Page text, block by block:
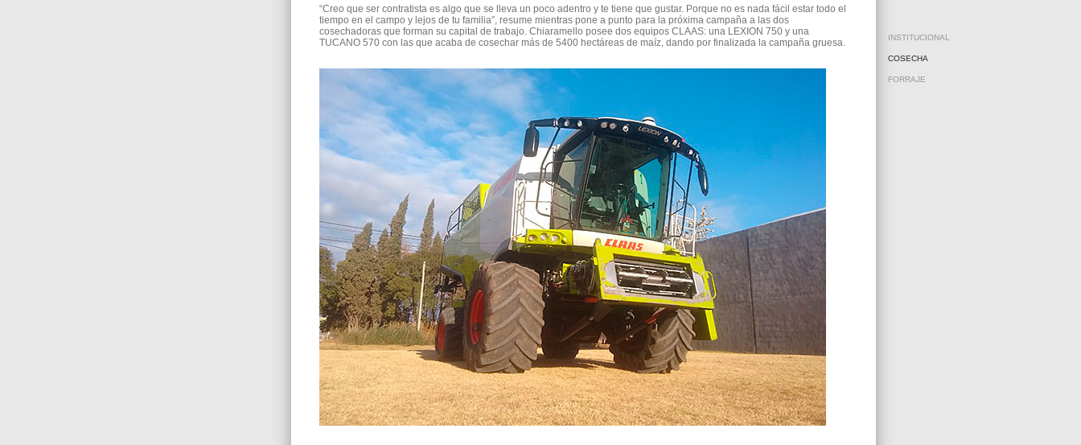
“Creo que ser contratista es algo que se lleva un poco adentro y te tiene que gustar. Porque no es nada fácil estar todo el
tiempo en el campo y lejos de tu familia”, resume mientras pone a punto para la próxima campaña a las dos
cosechadoras que forman su capital de trabajo. Chiaramello posee dos equipos CLAAS: una LEXION 750 y una
TUCANO 570 con las que acaba de cosechar más de 5400 hectáreas de maíz, dando por finalizada la campaña gruesa.
INSTITUCIONAL
COSECHA
FORRAJE